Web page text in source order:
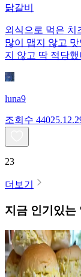
닭갈비
외식으로 먹은 치
많이 맵지 않고
지 않고 딱 적당
luna9
조회수 440
23
더보기
지금 인기있는